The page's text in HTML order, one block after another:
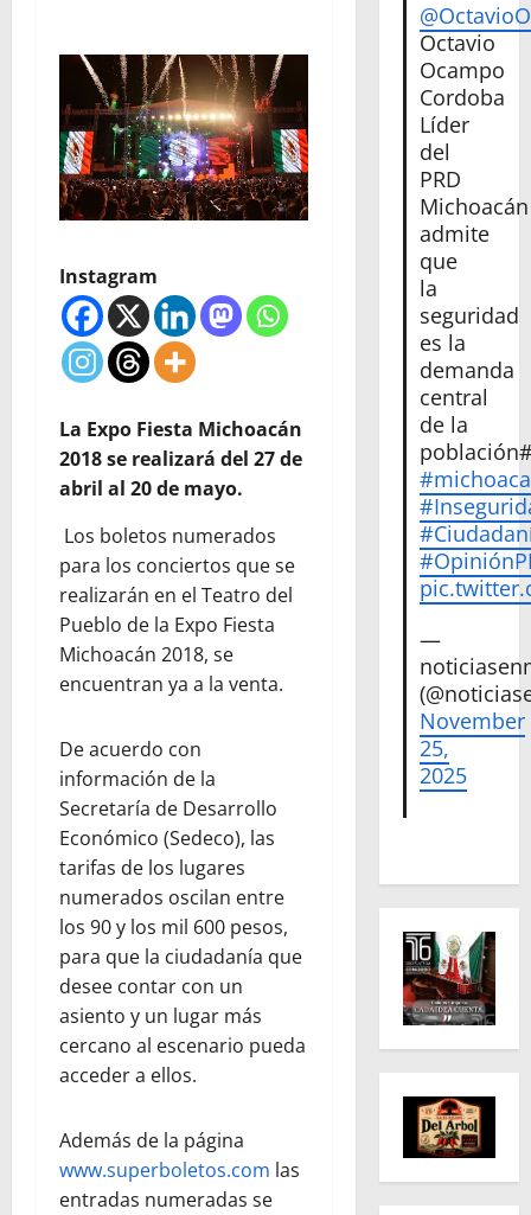
Instagram
La Expo Fiesta Michoacán
2018 se realizará del 27 de
abril al 20 de mayo.
Los boletos numerados
para los conciertos que se
realizarán en el Teatro del
Pueblo de la Expo Fiesta
Michoacán 2018, se
encuentran ya a la venta.
De acuerdo con
información de la
Secretaría de Desarrollo
Económico (Sedeco), las
tarifas de los lugares
numerados oscilan entre
los 90 y los mil 600 pesos,
para que la ciudadanía que
desee contar con un
asiento y un lugar más
cercano al escenario pueda
acceder a ellos.
Además de la página
www.superboletos.com las
entradas numeradas se
Octavio
Ocampo
Cordoba
Líder
del
PRD
Michoacán
admite
que
la
seguridad
es la
demanda
central
de la
—
November
25,
2025